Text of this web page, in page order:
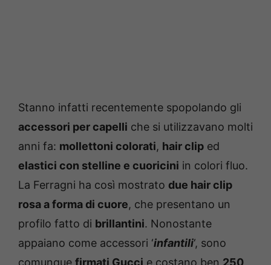
Stanno infatti recentemente spopolando gli
accessori per capelli che si utilizzavano molti
anni fa: mollettoni colorati, hair clip ed
elastici con stelline e cuoricini in colori fluo.
La Ferragni ha così mostrato due hair clip
rosa a forma di cuore, che presentano un
profilo fatto di brillantini. Nonostante
appaiano come accessori ‘infantili‘, sono
comunque firmati Gucci e costano ben 250